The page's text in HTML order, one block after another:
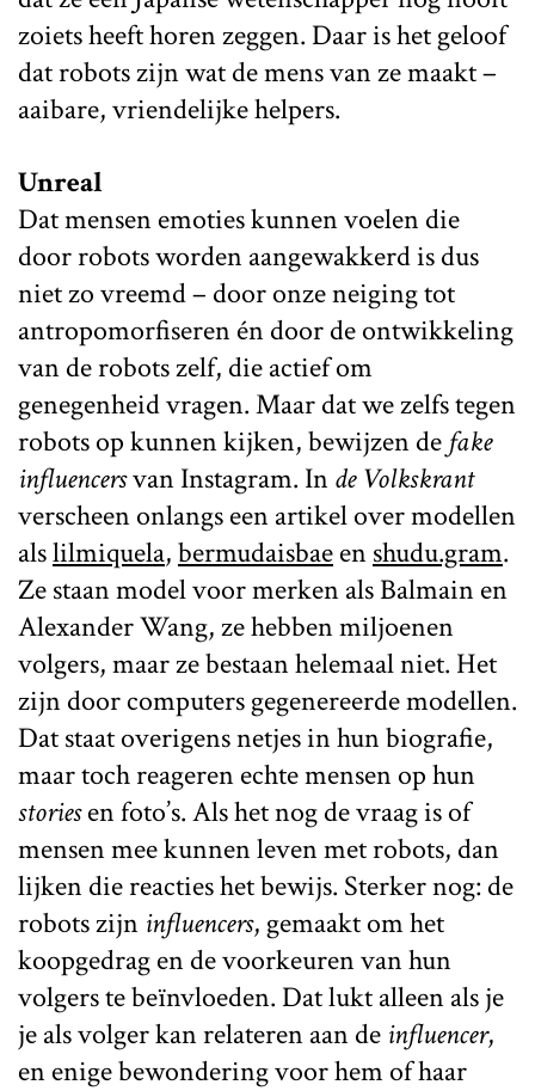
zoiets heeft horen zeggen. Daar is het geloof
dat robots zijn wat de mens van ze maakt –
aaibare, vriendelijke helpers.
Unreal
Dat mensen emoties kunnen voelen die
door robots worden aangewakkerd is dus
niet zo vreemd – door onze neiging tot
antropomorfiseren én door de ontwikkeling
van de robots zelf, die actief om
genegenheid vragen. Maar dat we zelfs tegen
robots op kunnen kijken, bewijzen de fake
influencersvan Instagram. Inde Volkskrant
verscheen onlangs een artikel over modellen
alslilmiquela,bermudaisbaeenshudu.gram.
Ze staan model voor merken als Balmain en
Alexander Wang, ze hebben miljoenen
volgers, maar ze bestaan helemaal niet. Het
zijn door computers gegenereerde modellen.
Dat staat overigens netjes in hun biografie,
maar toch reageren echte mensen op hun
storiesen foto’s. Als het nog de vraag is of
mensen mee kunnen leven met robots, dan
lijken die reacties het bewijs. Sterker nog: de
robots zijn influencers, gemaakt om het
koopgedrag en de voorkeuren van hun
volgers te beïnvloeden. Dat lukt alleen als je
je als volger kan relateren aan de influencer,
en enige bewondering voor hem of haar